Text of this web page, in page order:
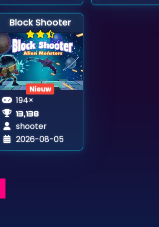
Block Shooter
Nieuw
194×
13,138
shooter
2026-08-05